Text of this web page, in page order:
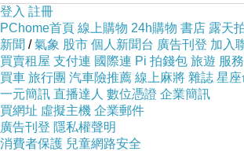
登入 註冊
PChome首頁 線上購物 24h購物 書店 露天
新聞 /氣象 股市 個人新聞台 廣告刊登 加入
買賣租屋 支付連 國際連 Pi 拍錢包 旅遊 服
買車 旅行團 汽車險推薦 線上麻將 雜誌 星座
一元簡訊 直播達人 數位憑證 企業簡訊
買網址 虛擬主機 企業郵件
廣告刊登 隱私權聲明
消費者保護 兒童網路安全